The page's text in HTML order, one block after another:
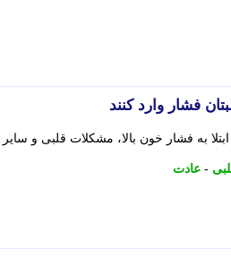
به فشار خون بالا، مشکلات قلبی و سایر
- عادت